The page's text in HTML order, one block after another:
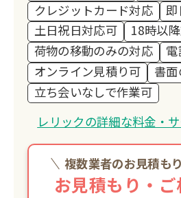
クレジットカード対応
土日祝日対応可
18時以
荷物の移動のみの対応
オンライン見積り可
書
立ち会いなしで作業可
レリックの詳細な料金・
複数業者のお見積も
お見積もり・